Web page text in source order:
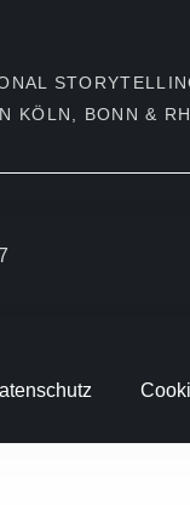
KÖLN, BONN &